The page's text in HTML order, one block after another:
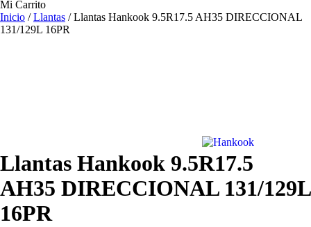
Mi Carrito
Inicio /Llantas / Llantas Hankook 9.5R17.5 AH35 DIRECCIONAL
131/129L 16PR
Llantas Hankook 9.5R17.5
AH35 DIRECCIONAL 131/129L
16PR